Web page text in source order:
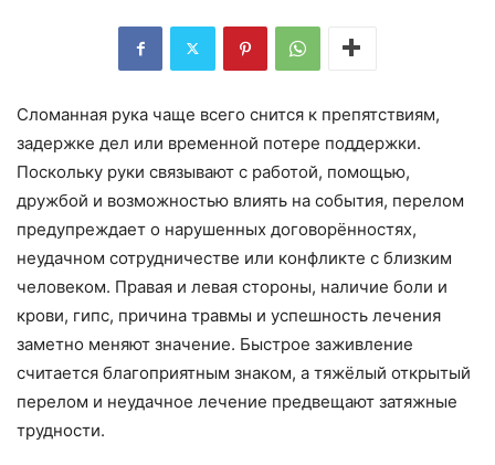
Сломанная рука чаще всего снится к препятствиям,
задержке дел или временной потере поддержки.
Поскольку руки связывают с работой, помощью,
дружбой и возможностью влиять на события, перелом
предупреждает о нарушенных договорённостях,
неудачном сотрудничестве или конфликте с близким
человеком. Правая и левая стороны, наличие боли и
крови, гипс, причина травмы и успешность лечения
заметно меняют значение. Быстрое заживление
считается благоприятным знаком, а тяжёлый открытый
перелом и неудачное лечение предвещают затяжные
трудности.